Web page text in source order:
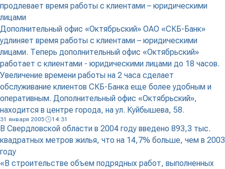
продлевает время работы с клиентами – юридическими
лицами
Дополнительный офис «Октябрьский» ОАО «СКБ-Банк»
удлиняет время работы с клиентами – юридическими
лицами. Теперь дополнительный офис «Октябрьский»
работает с клиентами - юридическими лицами до 18 часов.
Увеличение времени работы на 2 часа сделает
обслуживание клиентов СКБ-Банка еще более удобным и
оперативным. Дополнительный офис «Октябрьский»,
находится в центре города, на ул. Куйбышева, 58.
31 января 2005 14:31
В Свердловской области в 2004 году введено 893,3 тыс.
квадратных метров жилья, что на 14,7% больше, чем в 2003
году
«В строительстве объем подрядных работ, выполненных